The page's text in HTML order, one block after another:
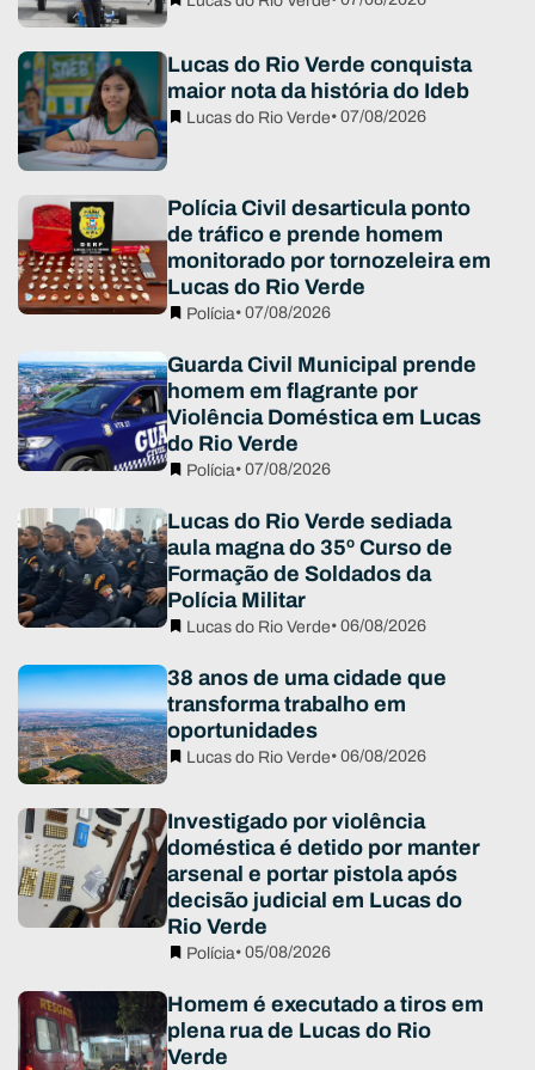
Lucas do Rio Verde conquista
maior nota da história do Ideb
Lucas do Rio Verde• 07/08/2026
Polícia Civil desarticula ponto
de tráfico e prende homem
monitorado por tornozeleira em
Lucas do Rio Verde
Polícia• 07/08/2026
Guarda Civil Municipal prende
homem em flagrante por
Violência Doméstica em Lucas
do Rio Verde
Polícia• 07/08/2026
Lucas do Rio Verde sediada
aula magna do 35º Curso de
Formação de Soldados da
Polícia Militar
Lucas do Rio Verde• 06/08/2026
38 anos de uma cidade que
transforma trabalho em
oportunidades
Lucas do Rio Verde• 06/08/2026
Investigado por violência
doméstica é detido por manter
arsenal e portar pistola após
decisão judicial em Lucas do
Rio Verde
Polícia• 05/08/2026
Homem é executado a tiros em
plena rua de Lucas do Rio
Verde